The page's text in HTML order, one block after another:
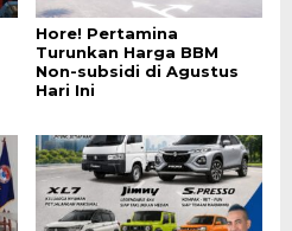
Hore! Pertamina
Turunkan Harga BBM
Non-subsidi di Agustus
Hari Ini